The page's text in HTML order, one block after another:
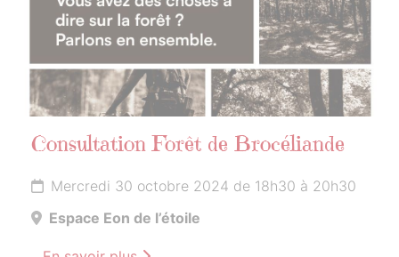
Consultation Forêt de Brocéliande
Mercredi 30 octobre 2024 de 18h30 à 20h30
Espace Eon de l’étoile